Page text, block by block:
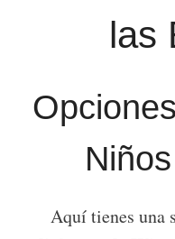
las
Aquí tienes una